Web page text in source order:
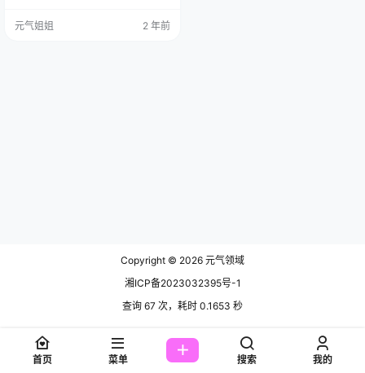
在 7867 期作品的拍摄现场，那可真
元气姐姐 2 年前
Copyright © 2026 元气领域
湘ICP备2023032395号-1
查询 67 次，耗时 0.1653 秒
首页 菜单 搜索 我的